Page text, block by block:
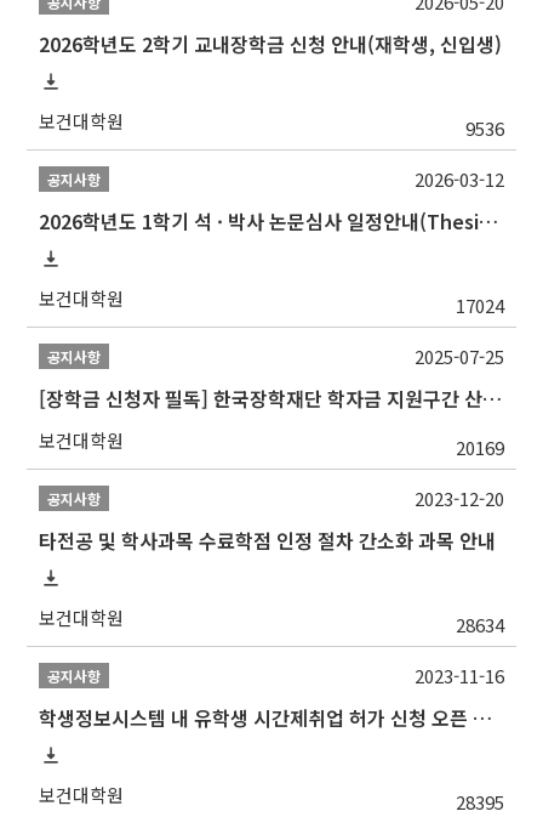
2026학년도 2학기 교내장학금 신청 안내(재학생, 신입생)
보건대학원 9536
공지사항
2026학년도 1학기 석 · 박사 논문심사 일정안내(Thesis Defense Schedules)
보건대학원 17024
2026-03-12
공지사항
[장학금 신청자 필독] 한국장학재단 학자금 지원구간 산정 권고
보건대학원 20169
2025-07-25
공지사항
타전공 및 학사과목 수료학점 인정 절차 간소화 과목 안내
보건대학원 28634
2023-12-20
공지사항
학생정보시스템 내 유학생 시간제취업 허가 신청 오픈 안내
보건대학원 28395
2023-11-16